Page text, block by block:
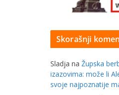
Skorašnji
Sladja na Župska
izazovima: može li
svoje najpoznatije